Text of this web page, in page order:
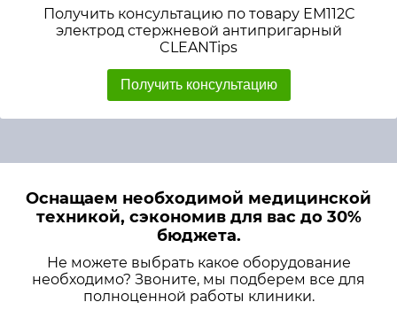
Получить консультацию по товару ЕМ112С
электрод стержневой антипригарный
CLEANTips
Получить консультацию
Оснащаем необходимой медицинской
техникой, сэкономив для вас до 30%
бюджета.
Не можете выбрать какое оборудование
необходимо? Звоните, мы подберем все для
полноценной работы клиники.